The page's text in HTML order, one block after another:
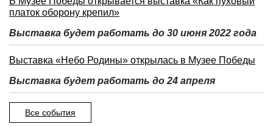
платок оборону крепил»
Выставка будет работать до 30 июня 2022 года
Выставка «Небо Родины» открылась в Музее Победы
Выставка будет работать до 24 апреля
Все события